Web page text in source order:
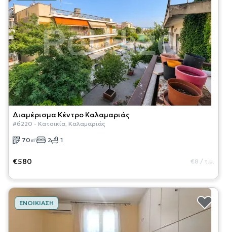
Διαμέρισμα Κέντρο Καλαμαριάς
#6220 - Κατοικία, Καλαμαριάς
70 ㎡ 2 1
€580 €8 / τ.μ.
ΕΝΟΙΚΊΑΣΗ